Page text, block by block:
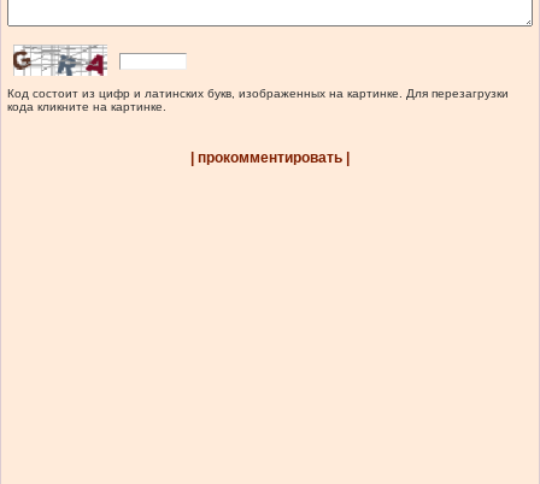
Код состоит из цифр и латинских букв, изображенных на картинке. Для перезагрузки
кода кликните на картинке.
| прокомментировать |